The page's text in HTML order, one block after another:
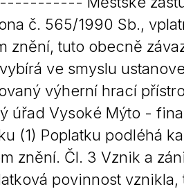
Kontakty
č. 565/1990 Sb.,
znění, tuto obecně
ve smyslu
výherní hrací
úřad Vysoké Mýto -
(1) Poplatku podléhá
znění. Čl. 3 Vznik a
povinnost vznikla,